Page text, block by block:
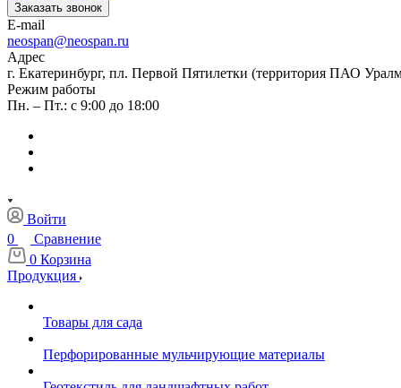
Заказать звонок
E-mail
neospan@neospan.ru
Адрес
г. Екатеринбург, пл. Первой Пятилетки (территория ПАО
Режим работы
Пн. – Пт.: с 9:00 до 18:00
Войти
0
Сравнение
0 Корзина
Продукция
Товары для сада
Перфорированные мульчирующие материалы